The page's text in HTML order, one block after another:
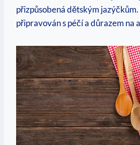
přizpůsobená dětským
připravován s péčí a důrazem na